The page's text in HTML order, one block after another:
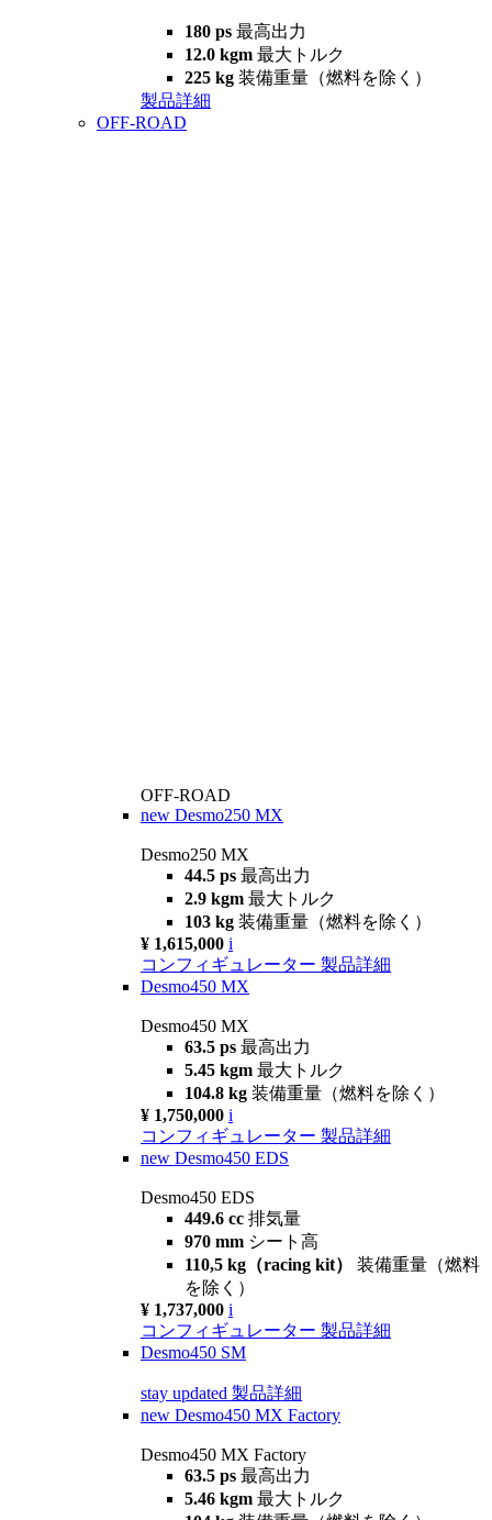
180 ps 最高出力
12.0 kgm 最大トルク
225 kg 装備重量（燃料を除く）
製品詳細
OFF-ROAD
OFF-ROAD
new Desmo250 MX
Desmo250 MX
44.5 ps 最高出力
2.9 kgm 最大トルク
103 kg 装備重量（燃料を除く）
¥ 1,615,000 i
コンフィギュレーター 製品詳細
Desmo450 MX
Desmo450 MX
63.5 ps 最高出力
5.45 kgm 最大トルク
104.8 kg 装備重量（燃料を除く）
¥ 1,750,000 i
コンフィギュレーター 製品詳細
new Desmo450 EDS
Desmo450 EDS
449.6 cc 排気量
970 mm シート高
110,5 kg（racing kit） 装備重量（燃料
を除く）
¥ 1,737,000 i
コンフィギュレーター 製品詳細
Desmo450 SM
stay updated 製品詳細
new Desmo450 MX Factory
Desmo450 MX Factory
63.5 ps 最高出力
5.46 kgm 最大トルク